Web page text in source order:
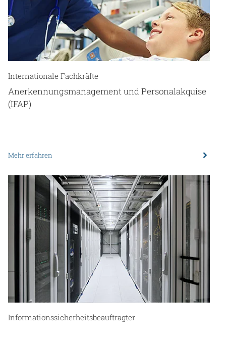
Internationale Fachkräfte
Anerkennungs­management und Personalakquise
(IFAP)
Mehr erfahren
Informations­sicherheits­beauftragter